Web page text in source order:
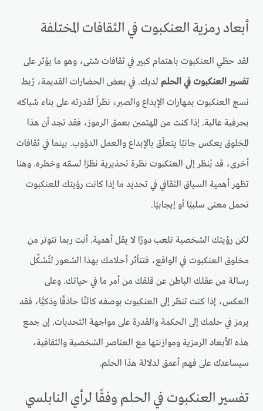
أبعاد رمزية العنكبوت في الثقافات المختلفة
لقد حظي العنكبوت باهتمام كبير في ثقافات شتى، وهو ما يؤثر على
تفسير العنكبوت في الحلم لديك. في بعض الحضارات القديمة، رُبط
نسج العنكبوت بمهارات الإبداع والصبر، نظراً لقدرته على بناء شباكه
بحرفية عالية. إذا كنت من المهتمين بعمق الرموز، فقد تجد أن هذا
المخلوق يعكس جانبًا يتعلّق بالإبداع والعمل الدؤوب. بينما في ثقافات
أخرى، قد يُنظر إلى العنكبوت نظرة تحذيرية نظرًا لسمّه وخطره. وهنا
تظهر أهمية السياق الثقافي في تحديد ما إذا كانت رؤيتك للعنكبوت
تحمل معنى سلبيًا أو إيجابيًا.
لكن رؤيتك الشخصية تلعب دورًا لا يقل أهمية. أنت ربما تتوتر من
مخلوق العنكبوت في الواقع، فتتأثر أحلامك بهذا الشعور لتُشكِّل
رسالة من عقلك الباطن عن قلقك من أمر ما في حياتك. وعلى
العكس، إذا كنت تنظر إلى العنكبوت بوصفه كائنًا حاذقًا وذكيًّا، فقد
يرمز في حلمك إلى الحكمة والقدرة على مواجهة التحديات. إن جمع
هذه الأبعاد الرمزية وموازنتها مع العناصر الشخصية والثقافية،
سيساعدك على فهم أعمق لدلالة هذا الحلم.
تفسير العنكبوت في الحلم وفقًا لرأي النابلسي